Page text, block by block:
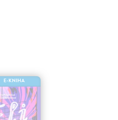
E-KNIHA